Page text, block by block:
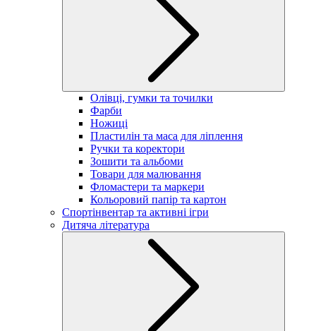
Олівці, гумки та точилки
Фарби
Ножиці
Пластилін та маса для ліплення
Ручки та коректори
Зошити та альбоми
Товари для малювання
Фломастери та маркери
Кольоровий папір та картон
Спортінвентар та активні ігри
Дитяча література